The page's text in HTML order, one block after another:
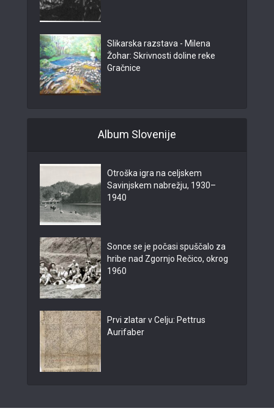
Slikarska razstava - Milena
Žohar: Skrivnosti doline reke
Gračnice
Album Slovenije
Otroška igra na celjskem
Savinjskem nabrežju, 1930–
1940
Sonce se je počasi spuščalo za
hribe nad Zgornjo Rečico, okrog
1960
Prvi zlatar v Celju: Pettrus
Aurifaber